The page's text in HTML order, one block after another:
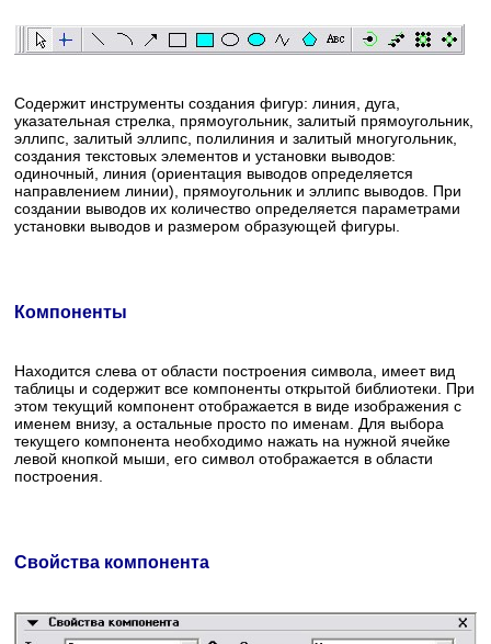
Содержит инструменты создания фигур: линия, дуга,
указательная стрелка, прямоугольник, залитый прямоугольник,
эллипс, залитый эллипс, полилиния и залитый многугольник,
создания текстовых элементов и установки выводов:
одиночный, линия (ориентация выводов определяется
направлением линии), прямоугольник и эллипс выводов. При
создании выводов их количество определяется параметрами
установки выводов и размером образующей фигуры.
Компоненты
Находится слева от области построения символа, имеет вид
таблицы и содержит все компоненты открытой библиотеки. При
этом текущий компонент отображается в виде изображения с
именем внизу, а остальные просто по именам. Для выбора
текущего компонента необходимо нажать на нужной ячейке
левой кнопкой мыши, его символ отображается в области
построения.
Свойства компонента